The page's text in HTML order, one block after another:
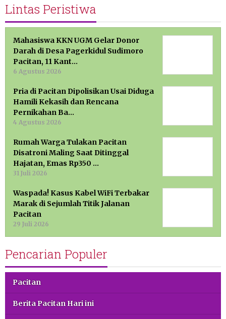
Lintas Peristiwa
Mahasiswa KKN UGM Gelar Donor
Darah di Desa Pagerkidul Sudimoro
Pacitan, 11 Kant…
6 Agustus 2026
Pria di Pacitan Dipolisikan Usai Diduga
Hamili Kekasih dan Rencana
Pernikahan Ba…
4 Agustus 2026
Rumah Warga Tulakan Pacitan
Disatroni Maling Saat Ditinggal
Hajatan, Emas Rp350 …
31 Juli 2026
Waspada! Kasus Kabel WiFi Terbakar
Marak di Sejumlah Titik Jalanan
Pacitan
29 Juli 2026
Pencarian Populer
Pacitan
Berita Pacitan Hari ini